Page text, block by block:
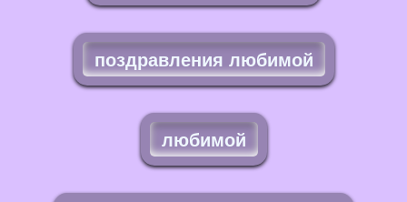
поздравления любимой
любимой